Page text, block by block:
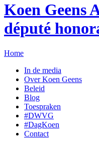
Koen Geens
député
Home
In de media
Over Koen Geens
Beleid
Blog
Toespraken
#DWVG
#DagKoen
Contact